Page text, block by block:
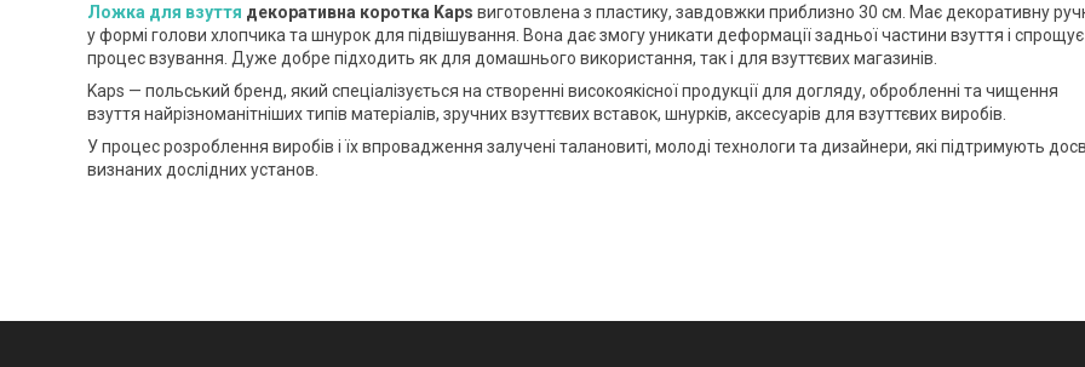
Ложка для взуття декоративна коротка Kaps виготовлена з пластику, завдовжки приблизно 30 см. Має декоративну
у формі голови хлопчика та шнурок для підвішування. Вона дає змогу уникати деформації задньої частини взуття і спрощує
процес взування. Дуже добре підходить як для домашнього використання, так і для взуттєвих магазинів.
Kaps — польський бренд, який спеціалізується на створенні високоякісної продукції для догляду, обробленні та чищення
взуття найрізноманітніших типів матеріалів, зручних взуттєвих вставок, шнурків, аксесуарів для взуттєвих виробів.
У процес розроблення виробів і їх впровадження залучені талановиті, молоді технологи та дизайнери, які підтримують
визнаних дослідних установ.